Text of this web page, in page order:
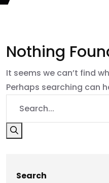
Nothing
It seems we can’t find
Perhaps searching can
Search